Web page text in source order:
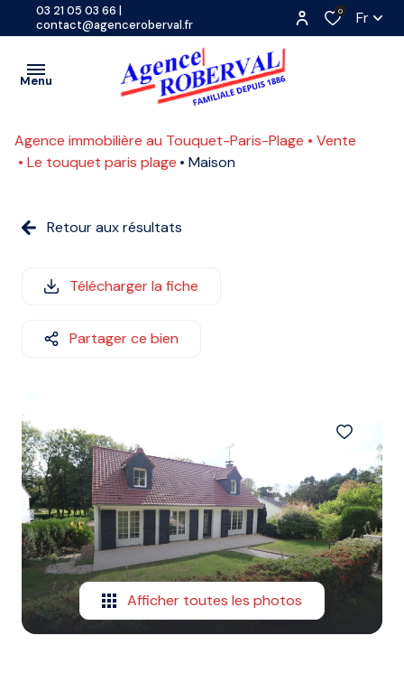
03 21 05 03 66 |
contact@agenceroberval.fr
0 Fr
Menu
VENTES
L'ANNÉE
COMMERCE
CONTACT
Agence immobilière au Touquet-Paris-Plage
Vente
Le touquet paris plage
Maison
Retour aux résultats
Télécharger la fiche
Partager ce bien
Afficher toutes les photos